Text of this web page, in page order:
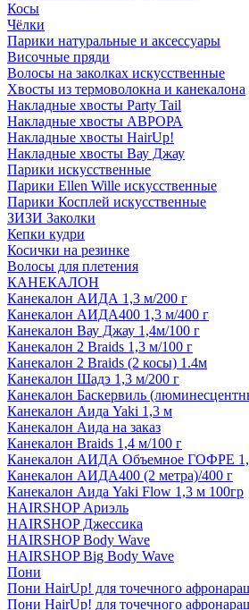
Косы
Чёлки
Парики натуральные и аксессуары
Височные пряди
Волосы на заколках искусственные
Хвосты из термоволокна и канекалона
Накладные хвосты Party Tail
Накладные хвосты АВРОРА
Накладные хвосты HairUp!
Накладные хвосты Вау Джау
Парики искусственные
Парики Ellen Wille искусственные
Парики Косплей искусственные
ЗИЗИ Заколки
Кепки кудри
Косички на резинке
Волосы для плетения
КАНЕКАЛОН
Канекалон АИДА 1,3 м/200 г
Канекалон АИДА400 1,3 м/400 г
Канекалон Вау Джау 1,4м/100 г
Канекалон 2 Braids 1,3 м/100 г
Канекалон 2 Braids (2 косы) 1.4м
Канекалон Шадэ 1,3 м/200 г
Канекалон Баскервиль
Канекалон Аида Yaki 1,3 м
Канекалон Аида на заказ
Канекалон Braids 1,4 м/100 г
Канекалон АИДА Объемное ГОФРЕ
Канекалон АИДА400 (2 метра)/400 г
Канекалон Аида Yaki Flow 1,3 м 100гр
HAIRSHOP Ариэль
HAIRSHOP Джессика
HAIRSHOP Body Wave
HAIRSHOP Big Body Wave
Пони
Пони HairUp! для точечного
Пони HairUp! для точечного